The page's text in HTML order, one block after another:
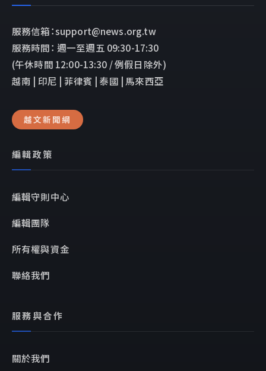
服務信箱：support@news.org.tw
服務時間： 週一至週五 09:30-17:30
(午休時間 12:00-13:30 / 例假日除外)
越南 | 印尼 | 菲律賓 | 泰國 | 馬來西亞
越文新聞網
編輯政策
編輯守則中心
編輯團隊
所有權與資金
聯絡我們
服務與合作
關於我們